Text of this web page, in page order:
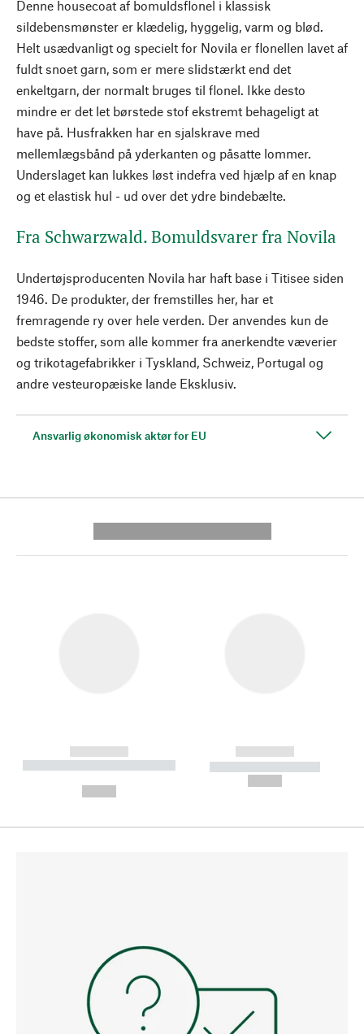
Denne housecoat af bomuldsflonel i klassisk
sildebensmønster er klædelig, hyggelig, varm og blød.
Helt usædvanligt og specielt for Novila er flonellen lavet af
fuldt snoet garn, som er mere slidstærkt end det
enkeltgarn, der normalt bruges til flonel. Ikke desto
mindre er det let børstede stof ekstremt behageligt at
have på. Husfrakken har en sjalskrave med
mellemlægsbånd på yderkanten og påsatte lommer.
Underslaget kan lukkes løst indefra ved hjælp af en knap
og et elastisk hul - ud over det ydre bindebælte.
Fra Schwarzwald. Bomuldsvarer fra Novila
Undertøjsproducenten Novila har haft base i Titisee siden
1946. De produkter, der fremstilles her, har et
fremragende ry over hele verden. Der anvendes kun de
bedste stoffer, som alle kommer fra anerkendte væverier
og trikotagefabrikker i Tyskland, Schweiz, Portugal og
andre vesteuropæiske lande Eksklusiv.
Ansvarlig økonomisk aktør for EU
------------
----------- ----------- --------
------------
----------- -----------